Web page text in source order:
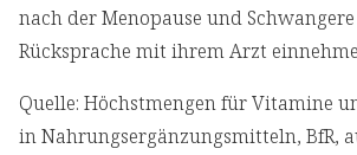
nach der Menopause und
Rücksprache mit ihrem Arzt
Quelle: Höchstmengen für Vitamine
in Nahrungsergänzungsmitteln, BfR,